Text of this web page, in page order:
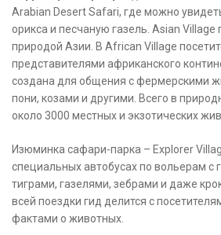
Arabian Desert Safari, где можно
орикса и песчаную газель. Asian Village
природой Азии. В African Village
представителями африканского
создана для общения с фермерскими
пони, козами и другими. Всего в
около 3000 местных и экзотических
Изюминка сафари-парка – Explorer
специальных автобусах по вольерам
тиграми, газелями, зебрами и даже
всей поездки гид делится с
фактами о животных.